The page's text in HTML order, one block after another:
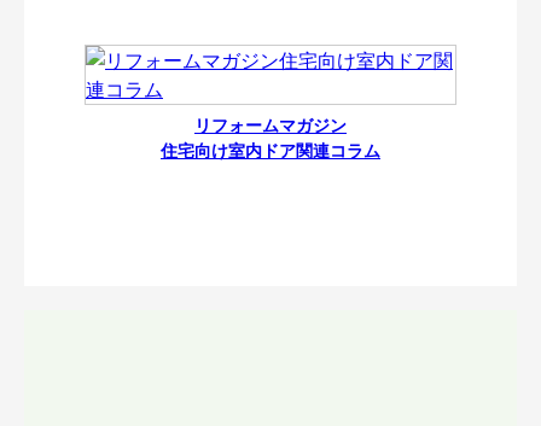
リフォームマガジン
住宅向け室内ドア関連コラム